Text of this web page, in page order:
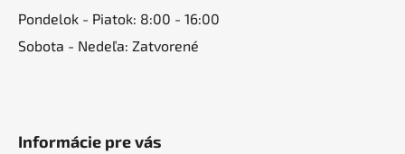
Pondelok - Piatok: 8:00 - 16:00
Sobota - Nedeľa: Zatvorené
Informácie pre vás